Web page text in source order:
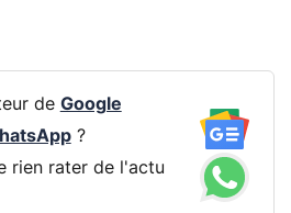
de Google
?
rien rater de l'actu